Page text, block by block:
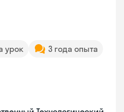
урок
3 года опыта